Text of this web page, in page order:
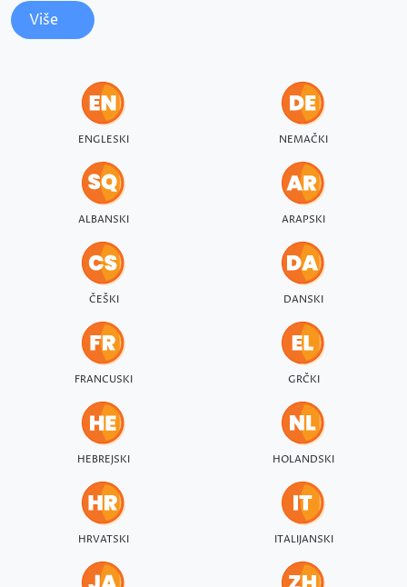
ENGLESKI NEMAČKI
ALBANSKI ARAPSKI
ČEŠKI DANSKI
FRANCUSKI GRČKI
HEBREJSKI HOLANDSKI
HRVATSKI ITALIJANSKI
Više